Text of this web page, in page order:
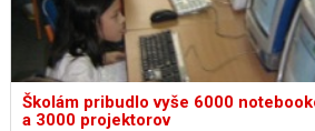
Školám pribudlo vyše 6000
a 3000 projektorov